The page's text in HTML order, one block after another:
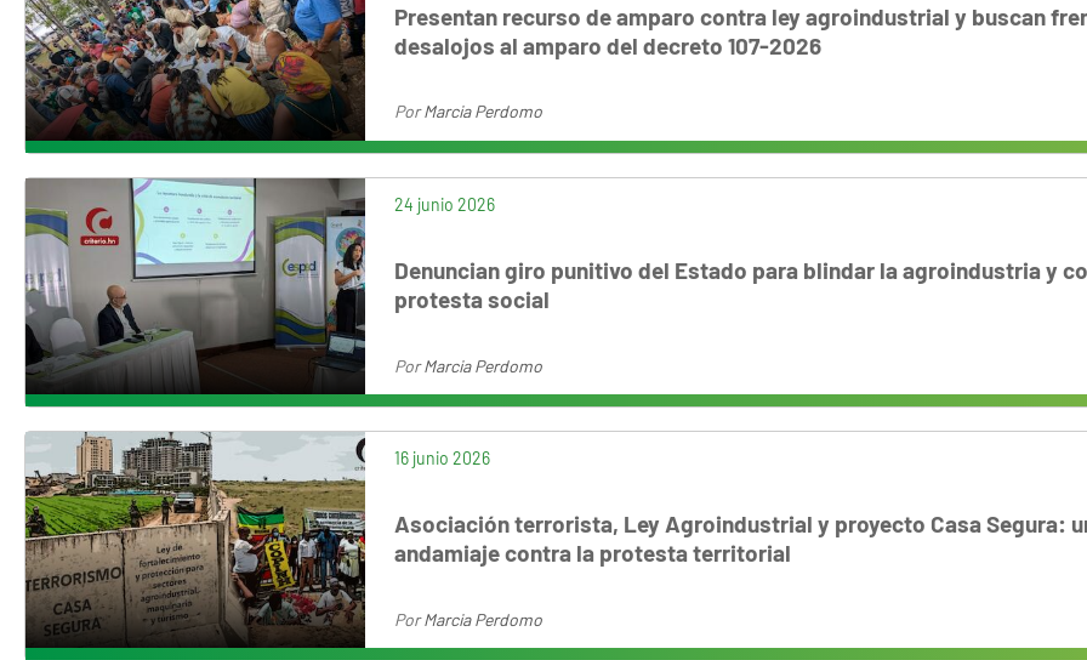
Presentan recurso de amparo contra ley agroindustrial y buscan
desalojos al amparo del decreto 107-2026
PorMarcia Perdomo
24 junio 2026
Denuncian giro punitivo del Estado para blindar la agroindustria y
protesta social
PorMarcia Perdomo
16 junio 2026
Asociación terrorista, Ley Agroindustrial y proyecto Casa Segura:
andamiaje contra la protesta territorial
PorMarcia Perdomo